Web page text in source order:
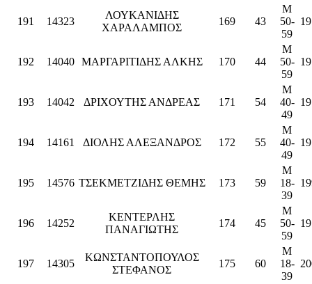
191 14323
ΛΟΥΚΑΝΙΔΗΣ
ΧΑΡΑΛΑΜΠΟΣ
169 43
M
50-
59
192 14040 ΜΑΡΓΑΡΙΤΙΔΗΣ ΑΛΚΗΣ 170 44
M
50-
59
193 14042 ΔΡΙΧΟΥΤΗΣ ΑΝΔΡΕΑΣ 171 54
M
40-
49
194 14161 ΔΙΟΛΗΣ ΑΛΕΞΑΝΔΡΟΣ 172 55
M
40-
49
195 14576 ΤΣΕΚΜΕΤΖΙΔΗΣ ΘΕΜΗΣ 173 59
M
18-
39
196 14252
ΚΕΝΤΕΡΛΗΣ
ΠΑΝΑΓΙΩΤΗΣ
174 45
M
50-
59
197 14305
ΚΩΝΣΤΑΝΤΟΠΟΥΛΟΣ
ΣΤΕΦΑΝΟΣ
175 60
M
18-
39